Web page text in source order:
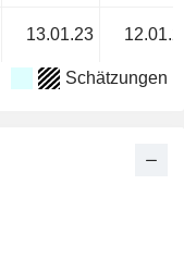
13.01.23
Schätzungen